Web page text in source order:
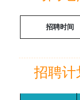
招聘时间
招聘计